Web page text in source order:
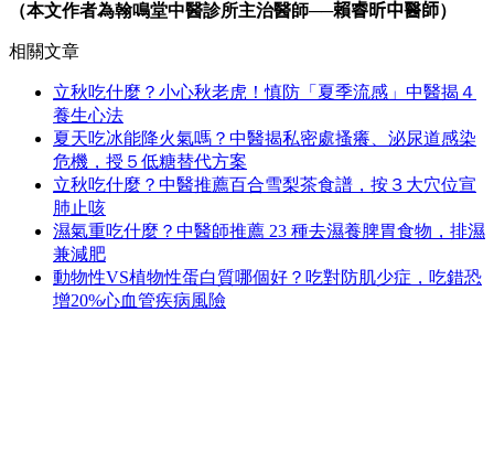
（本文作者為翰鳴堂中醫診所主治醫師──賴睿昕中醫師）
相關文章
立秋吃什麼？小心秋老虎！慎防「夏季流感」中醫揭４
養生心法
夏天吃冰能降火氣嗎？中醫揭私密處搔癢、泌尿道感染
危機，授５低糖替代方案
立秋吃什麼？中醫推薦百合雪梨茶食譜，按３大穴位宣
肺止咳
濕氣重吃什麼？中醫師推薦 23 種去濕養脾胃食物，排濕
兼減肥
動物性VS植物性蛋白質哪個好？吃對防肌少症，吃錯恐
增20%心血管疾病風險